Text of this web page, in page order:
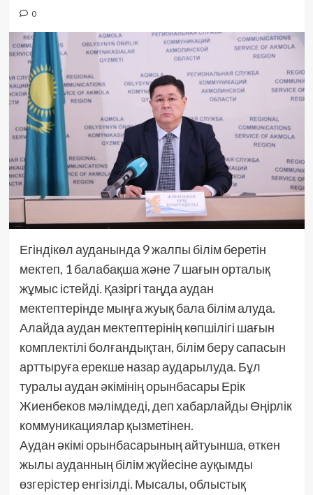
0
Егіндікөл ауданында 9 жалпы білім беретін
мектеп, 1 балабақша және 7 шағын орталық
жұмыс істейді. Қазіргі таңда аудан
мектептерінде мыңға жуық бала білім алуда.
Алайда аудан мектептерінің көпшілігі шағын
комплектілі болғандықтан, білім беру сапасын
арттыруға ерекше назар аударылуда. Бұл
туралы аудан әкімінің орынбасары Ерік
Жиенбеков мәлімдеді, деп хабарлайды Өңірлік
коммуникациялар қызметінен.
Аудан әкімі орынбасарының айтуынша, өткен
жылы ауданның білім жүйесіне ауқымды
өзгерістер енгізілді. Мысалы, облыстық